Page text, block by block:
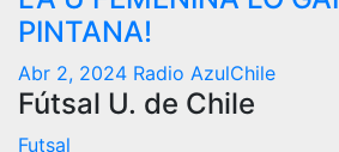
PINTANA!
Abr 2, 2024 Radio AzulChile
Fútsal U. de Chile
Futsal